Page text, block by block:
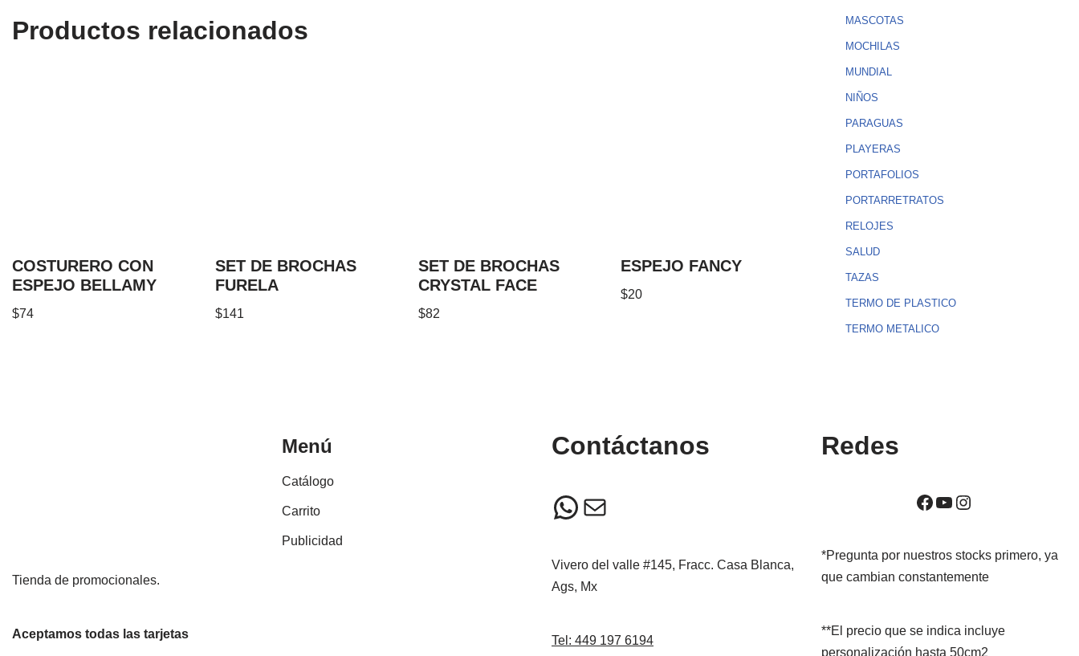
Productos relacionados
COSTURERO CON
ESPEJO BELLAMY
$74
SET DE BROCHAS
FURELA
$141
SET DE BROCHAS
CRYSTAL FACE
$82
ESPEJO FANCY
$20
MASCOTAS
MOCHILAS
MUNDIAL
NIÑOS
PARAGUAS
PLAYERAS
PORTAFOLIOS
PORTARRETRATOS
RELOJES
SALUD
TAZAS
TERMO DE PLASTICO
TERMO METALICO
Tienda de promocionales.
Aceptamos todas las tarjetas
Menú
Catálogo
Carrito
Publicidad
Contáctanos
Vivero del valle #145, Fracc. Casa Blanca,
Ags, Mx
Tel: 449 197 6194
Redes
*Pregunta por nuestros stocks primero, ya
que cambian constantemente
**El precio que se indica incluye
personalización hasta 50cm2